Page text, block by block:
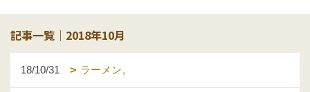
記事一覧｜2018年10月
18/10/31 ラーメン。